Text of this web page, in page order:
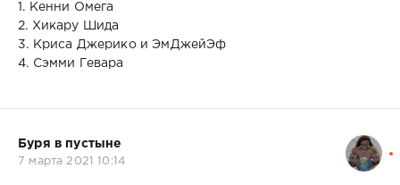
1. Кенни Омега
2. Хикару Шида
3. Криса Джерико и ЭмДжейЭф
4. Сэмми Гевара
Буря в пустыне
7 марта 2021 10:14